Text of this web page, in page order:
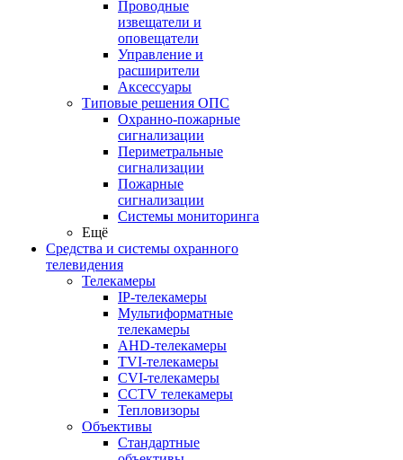
Проводные
извещатели и
оповещатели
Управление и
расширители
Аксессуары
Типовые решения ОПС
Охранно-пожарные
сигнализации
Периметральные
сигнализации
Пожарные
сигнализации
Системы мониторинга
Ещё
Средства и системы охранного
телевидения
Телекамеры
IP-телекамеры
Мультиформатные
телекамеры
AHD-телекамеры
TVI-телекамеры
CVI-телекамеры
CCTV телекамеры
Тепловизоры
Объективы
Стандартные